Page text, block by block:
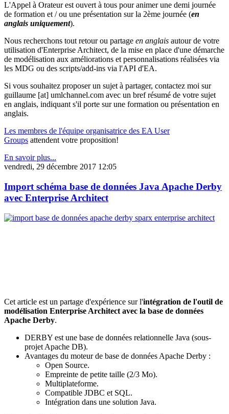
L'Appel à Orateur est ouvert à tous pour animer une demi journée
de formation et / ou une présentation sur la 2ème journée (en
anglais uniquement).
Nous recherchons tout retour ou partage en anglais autour de votre
utilisation d'Enterprise Architect, de la mise en place d'une démarche
de modélisation aux améliorations et personnalisations réalisées via
les MDG ou des scripts/add-ins via l'API d'EA.
Si vous souhaitez proposer un sujet à partager, contactez moi sur
guillaume [at] umlchannel.com avec un bref résumé de votre sujet
en anglais, indiquant s'il porte sur une formation ou présentation en
anglais.
Les membres de l'équipe organisatrice des EA User
Groups attendent votre proposition!
En savoir plus...
vendredi, 29 décembre 2017 12:05
Import schéma base de données Java Apache Derby
avec Enterprise Architect
Cet article est un partage d'expérience sur l'intégration de l'outil de
modélisation Enterprise Architect avec la base de données
Apache Derby.
DERBY est une base de données relationnelle Java (sous-
projet Apache DB).
Avantages du moteur de base de données Apache Derby :
Open Source.
Empreinte de petite taille (2/3 Mo).
Multiplateforme.
Compatible JDBC et SQL.
Intégration dans une solution Java.